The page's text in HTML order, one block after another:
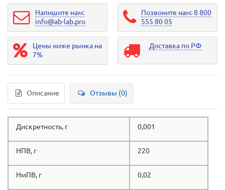
Напишите нам:
info@ab-lab.pro
Позвоните нам: 8 800
555 80 05
Цены ниже рынка на
7%
Доставка по РФ
Описание Отзывы (0)
Дискретность, г 0,001
НПВ, г 220
НмПВ, г 0,02